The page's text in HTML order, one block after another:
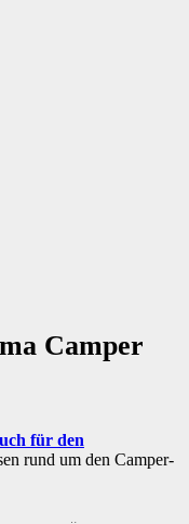
Camper
für den
rund um den Camper-